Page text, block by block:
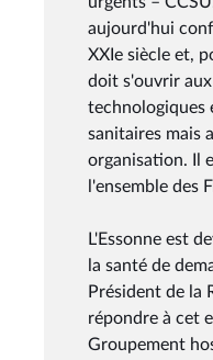
aujourd'hui
XXIe siècle et,
doit s'ouvrir
technologiques
sanitaires mais
organisation. Il
l'ensemble des
L'Essonne est
la santé de
Président de la
répondre à cet
Groupement